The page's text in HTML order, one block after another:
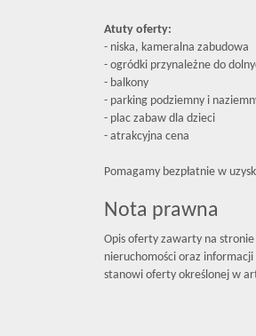
Atuty oferty:
- niska, kameralna zabudowa
- ogródki przynależne do
- balkony
- parking podziemny i
- plac zabaw dla dzieci
- atrakcyjna cena
Pomagamy bezpłatnie w
Nota prawna
Opis oferty zawarty na
nieruchomości oraz informacji
stanowi oferty określonej w